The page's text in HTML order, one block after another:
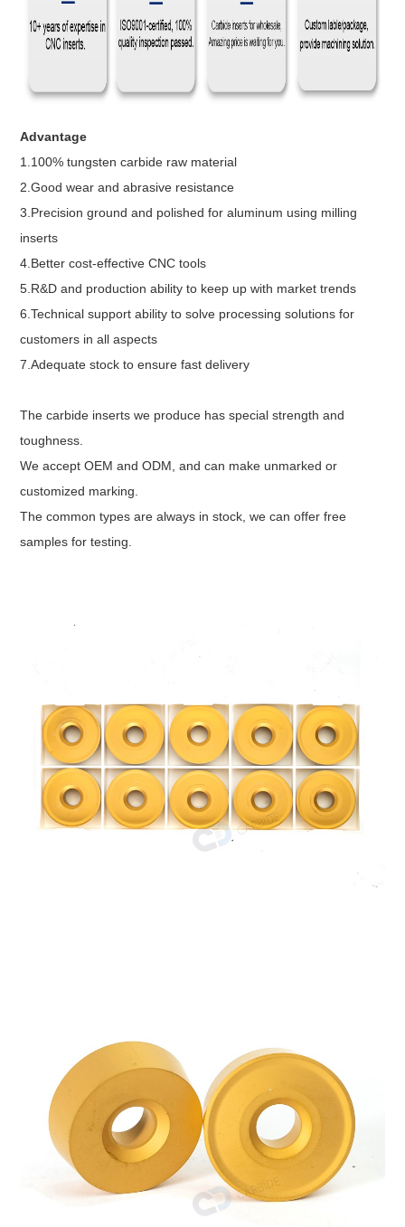
Advantage
1.100% tungsten carbide raw material
2.Good wear and abrasive resistance
3.Precision ground and polished for aluminum using milling
inserts
4.Better cost-effective CNC tools
5.R&D and production ability to keep up with market trends
6.Technical support ability to solve processing solutions for
customers in all aspects
7.Adequate stock to ensure fast delivery
The carbide inserts we produce has special strength and
toughness.
We accept OEM and ODM, and can make unmarked or
customized marking.
The common types are always in stock, we can offer free
samples for testing.